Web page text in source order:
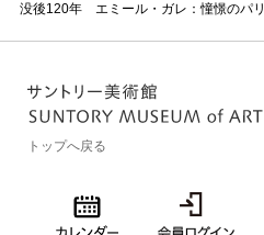
没後120年 エミール・ガレ：憧憬のパリ
トップへ戻る